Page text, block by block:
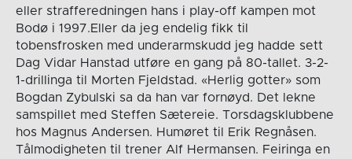
eller strafferedningen hans i play-off kampen mot
Bodø i 1997.Eller da jeg endelig fikk til
tobensfrosken med underarmskudd jeg hadde sett
Dag Vidar Hanstad utføre en gang på 80-tallet. 3-2-
1-drillinga til Morten Fjeldstad. «Herlig gotter» som
Bogdan Zybulski sa da han var fornøyd. Det lekne
samspillet med Steffen Sætereie. Torsdagsklubbene
hos Magnus Andersen. Humøret til Erik Regnåsen.
Tålmodigheten til trener Alf Hermansen. Feiringa en